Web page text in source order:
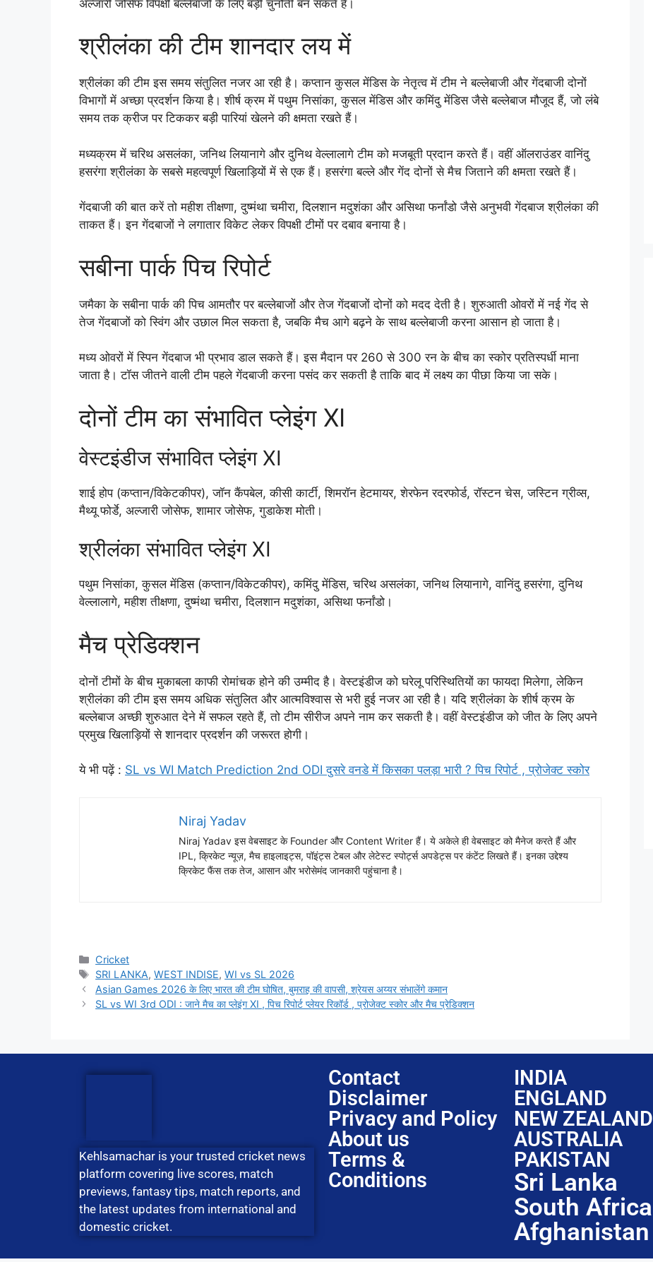
अल्जारी जोसेफ विपक्षी बल्लेबाजों के लिए बड़ी चुनौती बन सकते हैं।
श्रीलंका की टीम शानदार लय में
श्रीलंका की टीम इस समय संतुलित नजर आ रही है। कप्तान कुसल मेंडिस के नेतृत्व में टीम ने बल्लेबाजी और गेंदबाजी दोनों
विभागों में अच्छा प्रदर्शन किया है। शीर्ष क्रम में पथुम निसांका, कुसल मेंडिस और कमिंदु मेंडिस जैसे बल्लेबाज मौजूद हैं, जो लंबे
समय तक क्रीज पर टिककर बड़ी पारियां खेलने की क्षमता रखते हैं।
मध्यक्रम में चरिथ असलंका, जनिथ लियानागे और दुनिथ वेल्लालागे टीम को मजबूती प्रदान करते हैं। वहीं ऑलराउंडर वानिंदु
हसरंगा श्रीलंका के सबसे महत्वपूर्ण खिलाड़ियों में से एक हैं। हसरंगा बल्ले और गेंद दोनों से मैच जिताने की क्षमता रखते हैं।
गेंदबाजी की बात करें तो महीश तीक्षणा, दुष्मंथा चमीरा, दिलशान मदुशंका और असिथा फर्नांडो जैसे अनुभवी गेंदबाज श्रीलंका की
ताकत हैं। इन गेंदबाजों ने लगातार विकेट लेकर विपक्षी टीमों पर दबाव बनाया है।
सबीना पार्क पिच रिपोर्ट
जमैका के सबीना पार्क की पिच आमतौर पर बल्लेबाजों और तेज गेंदबाजों दोनों को मदद देती है। शुरुआती ओवरों में नई गेंद से
तेज गेंदबाजों को स्विंग और उछाल मिल सकता है, जबकि मैच आगे बढ़ने के साथ बल्लेबाजी करना आसान हो जाता है।
मध्य ओवरों में स्पिन गेंदबाज भी प्रभाव डाल सकते हैं। इस मैदान पर 260 से 300 रन के बीच का स्कोर प्रतिस्पर्धी माना
जाता है। टॉस जीतने वाली टीम पहले गेंदबाजी करना पसंद कर सकती है ताकि बाद में लक्ष्य का पीछा किया जा सके।
दोनों टीम का संभावित प्लेइंग XI
वेस्टइंडीज संभावित प्लेइंग XI
शाई होप (कप्तान/विकेटकीपर), जॉन कैंपबेल, कीसी कार्टी, शिमरॉन हेटमायर, शेरफेन रदरफोर्ड, रॉस्टन चेस, जस्टिन ग्रीव्स,
मैथ्यू फोर्डे, अल्जारी जोसेफ, शामार जोसेफ, गुडाकेश मोती।
श्रीलंका संभावित प्लेइंग XI
पथुम निसांका, कुसल मेंडिस (कप्तान/विकेटकीपर), कमिंदु मेंडिस, चरिथ असलंका, जनिथ लियानागे, वानिंदु हसरंगा, दुनिथ
वेल्लालागे, महीश तीक्षणा, दुष्मंथा चमीरा, दिलशान मदुशंका, असिथा फर्नांडो।
मैच प्रेडिक्शन
दोनों टीमों के बीच मुकाबला काफी रोमांचक होने की उम्मीद है। वेस्टइंडीज को घरेलू परिस्थितियों का फायदा मिलेगा, लेकिन
श्रीलंका की टीम इस समय अधिक संतुलित और आत्मविश्वास से भरी हुई नजर आ रही है। यदि श्रीलंका के शीर्ष क्रम के
बल्लेबाज अच्छी शुरुआत देने में सफल रहते हैं, तो टीम सीरीज अपने नाम कर सकती है। वहीं वेस्टइंडीज को जीत के लिए अपने
प्रमुख खिलाड़ियों से शानदार प्रदर्शन की जरूरत होगी।
ये भी पढ़ें : SL vs WI Match Prediction 2nd ODI दुसरे वनडे में किसका पलड़ा भारी ? पिच रिपोर्ट , प्रोजेक्ट स्कोर
Niraj Yadav
Niraj Yadav इस वेबसाइट के Founder और Content Writer हैं। ये अकेले ही वेबसाइट को मैनेज करते हैं और
IPL, क्रिकेट न्यूज़, मैच हाइलाइट्स, पॉइंट्स टेबल और लेटेस्ट स्पोर्ट्स अपडेट्स पर कंटेंट लिखते हैं। इनका उद्देश्य
क्रिकेट फैंस तक तेज, आसान और भरोसेमंद जानकारी पहुंचाना है।
Cricket
SRI LANKA,WEST INDISE,WI vs SL 2026
Asian Games 2026 के लिए भारत की टीम घोषित, बुमराह की वापसी, श्रेयस अय्यर संभालेंगे कमान
SL vs WI 3rd ODI : जाने मैच का प्लेइंग XI , पिच रिपोर्ट प्लेयर रिकॉर्ड , प्रोजेक्ट स्कोर और मैच प्रेडिक्शन
Kehlsamachar is your trusted cricket news
platform covering live scores, match
previews, fantasy tips, match reports, and
the latest updates from international and
domestic cricket.
Contact
Disclaimer
Privacy and Policy
About us
Terms &
Conditions
INDIA
ENGLAND
NEW ZEALAND
AUSTRALIA
PAKISTAN
Sri Lanka
South Africa
Afghanistan